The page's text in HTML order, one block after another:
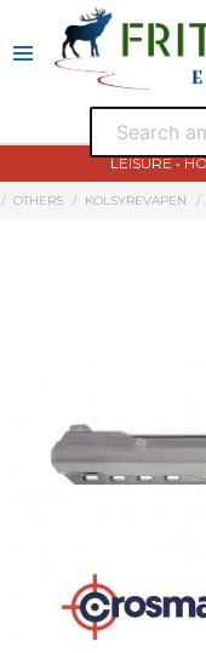
LEISURE •
OTHERS KOLSYREVAPEN